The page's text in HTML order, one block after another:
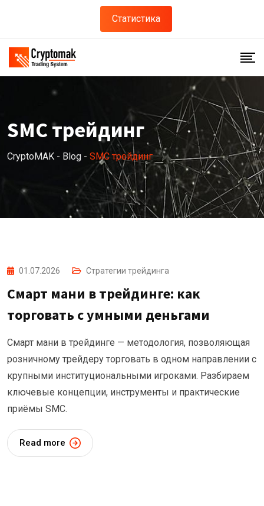
content
Статистика
SMC трейдинг
CryptoMAK - Blog - SMC трейдинг
01.07.2026 Стратегии трейдинга
Смарт мани в трейдинге: как
торговать с умными деньгами
Смарт мани в трейдинге — методология, позволяющая
розничному трейдеру торговать в одном направлении с
крупными институциональными игроками. Разбираем
ключевые концепции, инструменты и практические
приёмы SMC.
Read more